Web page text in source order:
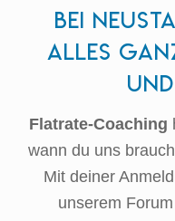
Bei
alles
Flatrate-Coaching
wann du uns
Mit deiner
unserem